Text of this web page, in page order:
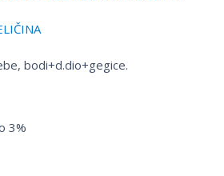
bodi+d.dio+gegice.
3%